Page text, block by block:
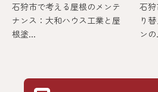
石狩市で考える屋根のメンテ
ナンス：大和ハウス工業と屋
根塗...
石
り
ン